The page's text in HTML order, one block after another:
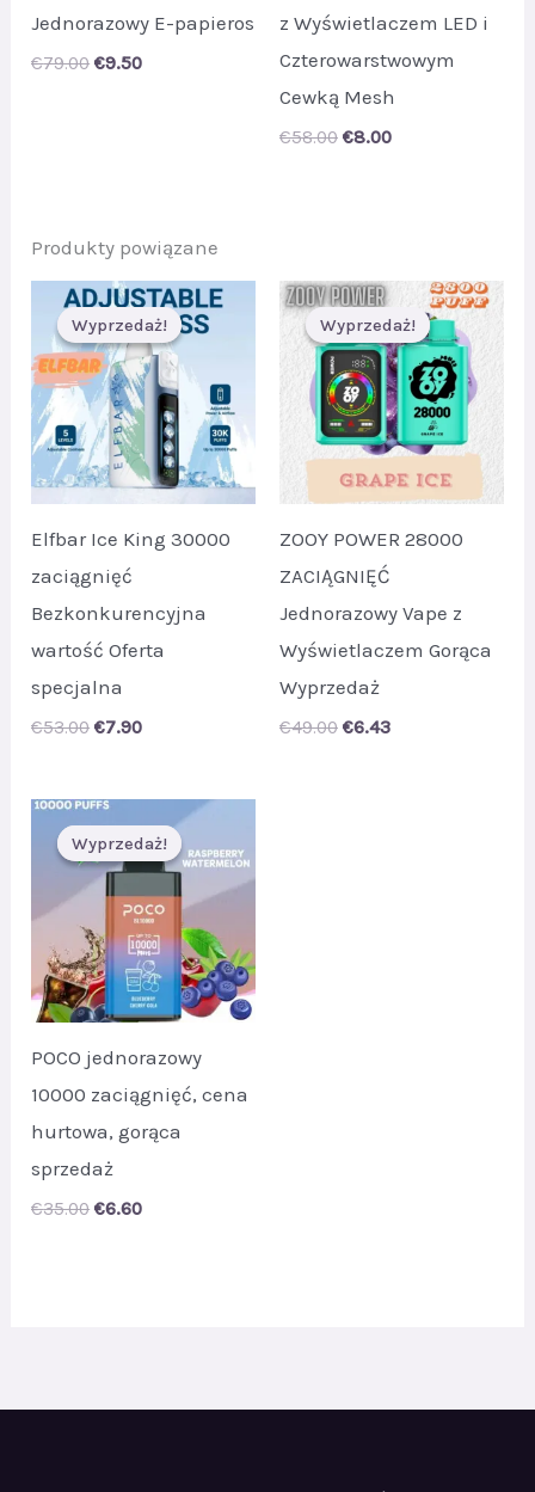
Jednorazowy E-papieros
€79.00 Original
€9.50Current
z Wyświetlaczem LED i
Czterowarstwowym
Cewką Mesh
€58.00 Original
€8.00Current
Produkty powiązane
Wyprzedaż!
Wyprzedaż!
Elfbar Ice King 30000
zaciągnięć
Bezkonkurencyjna
wartość Oferta
specjalna
€53.00 Original
€7.90Current
Wyprzedaż!
Wyprzedaż!
ZOOY POWER 28000
ZACIĄGNIĘĆ
Jednorazowy Vape z
Wyświetlaczem Gorąca
Wyprzedaż
€49.00 Original
€6.43Current
Wyprzedaż!
Wyprzedaż!
POCO jednorazowy
10000 zaciągnięć, cena
hurtowa, gorąca
sprzedaż
€35.00 Original
€6.60Current